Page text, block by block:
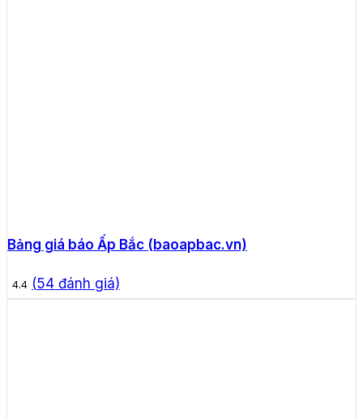
Bảng giá báo Ấp Bắc (baoapbac.vn)
4.4 (54 đánh giá)